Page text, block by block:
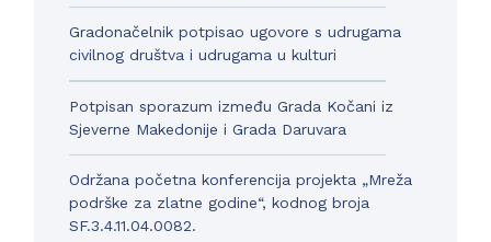
Gradonačelnik potpisao ugovore s udrugama
civilnog društva i udrugama u kulturi
Potpisan sporazum između Grada Kočani iz
Sjeverne Makedonije i Grada Daruvara
Održana početna konferencija projekta „Mreža
podrške za zlatne godine“, kodnog broja
SF.3.4.11.04.0082.